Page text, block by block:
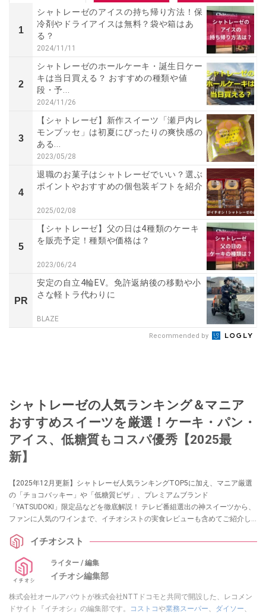
1
シャトレーゼのアイスの持ち帰り方法！保
冷剤やドライアイスは無料？袋や箱はあ
る？
2024/11/11
2
シャトレーゼのホールケーキ・誕生日ケー
キは当日買える？ おすすめの種類や値
段・予...
2024/11/26
3
【シャトレーゼ】新作スイーツ「瀬戸内レ
モンブッセ」は初夏にぴったりの爽快感の
ある...
2023/05/28
4
退職のお菓子はシャトレーゼでいい？選ぶ
ポイントやおすすめの個包装ギフトを紹介
2025/02/08
5
【シャトレーゼ】父の日は4種類のケーキ
を販売予定！種類や価格は？
2023/06/24
PR
安定の自立4輪EV。免許返納後の移動や小
さな軽トラ代わりに
BLAZE
Recommended by
シャトレーゼの人気ランキング＆マニア
おすすめスイーツを厳選！ケーキ・パン・
アイス、低糖質もコスパ優秀【2025最
新】
【2025年12月更新】シャトレーゼ人気ランキングTOP5に加え、マニア厳選
の「チョコバッキー」や「低糖質ピザ」、プレミアムブランド
「YATSUDOKI」限定品などを徹底解説！ テレビ番組選出の神スイーツから、
ファンに人気のワインまで、イチオシストの実食レビューも含めてご紹介し
役立つので参考にしてみてください。
イチオシスト
ライター / 編集
イチオシ編集部
株式会社オールアバウトが株式会社NTTドコモと共同で開設した、レコメン
ドサイト『イチオシ』の編集部です。
コストコや業務スーパー、 ダイソー、